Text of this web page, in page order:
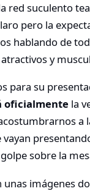
red suculento
pero la
hablando de
y
para su
oficialmente la
a
vayan
sobre la
unas imágenes